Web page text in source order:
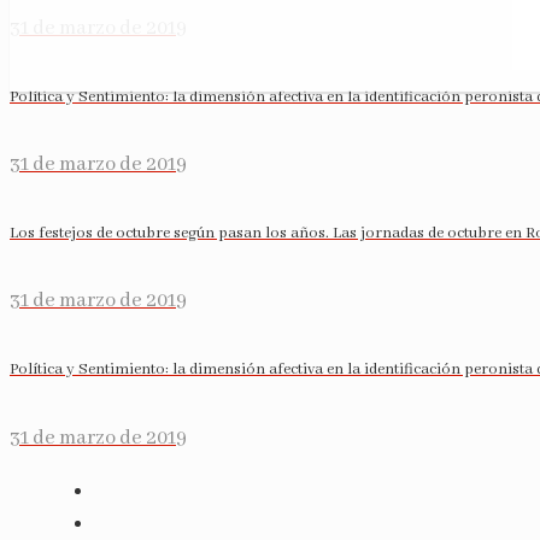
Política y Sentimiento: la dimensión afectiva en la identificación peronista
31 de marzo de 2019
Los festejos de octubre según pasan los años. Las jornadas de octubre
31 de marzo de 2019
Política y Sentimiento: la dimensión afectiva en la identificación peronista
31 de marzo de 2019